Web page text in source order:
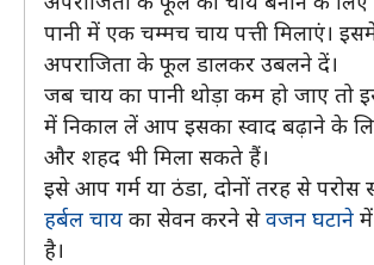
पानी में एक चम्मच चाय पत्ती मिलाएं।
अपराजिता के फूल डालकर उबलने दें।
जब चाय का पानी थोड़ा कम हो जाए तो
में निकाल लें आप इसका स्वाद बढ़ाने के
और शहद भी मिला सकते हैं।
इसे आप गर्म या ठंडा, दोनों तरह से
हर्बल चाय का सेवन करने सेवजन घटाने
है।